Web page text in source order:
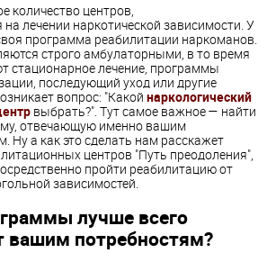
количество центров,
лечении наркотической зависимости. У
программа реабилитации наркоманов.
строго амбулаторными, в то время
стационарное лечение, программы
последующий уход или другие
вопрос: "Какой наркологический
выбрать?". Тут самое важное — найти
отвечающую именно вашим
Ну а как это сделать нам расскажет
центров "Путь преодоления",
пройти реабилитацию от
зависимостей.
лучше всего
вашим потребностям?